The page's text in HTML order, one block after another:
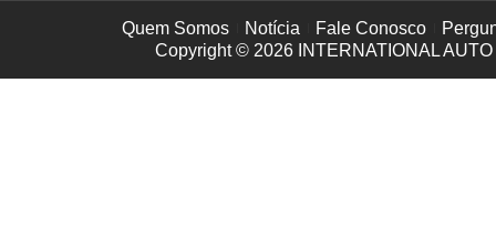
Quem Somos Notícia Fale Conosco
Copyright © 2026 INTERNATIONAL